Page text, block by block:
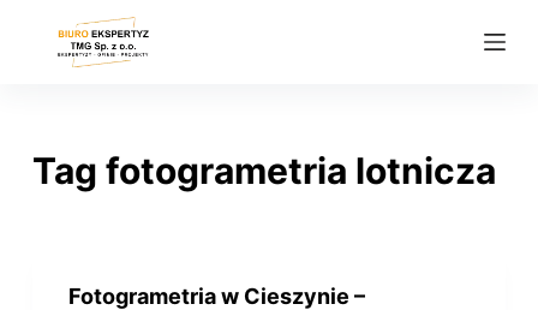
Tag fotogrametria lotnicza
Fotogrametria w Cieszynie –